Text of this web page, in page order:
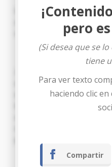
Lo anterior, a fin de que
al expediente de la marca
solicitud de registro
mi respetoPIDO:Admitir le
documentos que se
legal de la empresa
Tegucigalpa
pero es
(Si desea que se
tiene
Para ver texto
haciendo clic
Compartir